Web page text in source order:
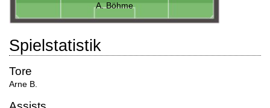
A. Böhme
Spielstatistik
Tore
Arne B.